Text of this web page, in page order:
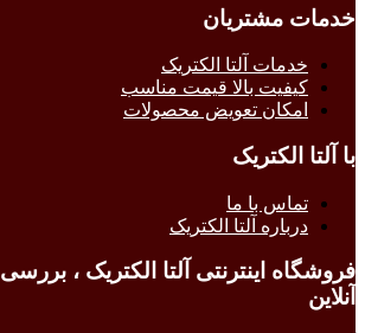
خدمات مشتریان
خدمات آلتا الکتریک
کیفیت بالا قیمت مناسب
امکان تعویض محصولات
با آلتا الکتریک
تماس با ما
درباره آلتا الکتریک
فروشگاه اینترنتی آلتا الکتریک ،
آنلاین